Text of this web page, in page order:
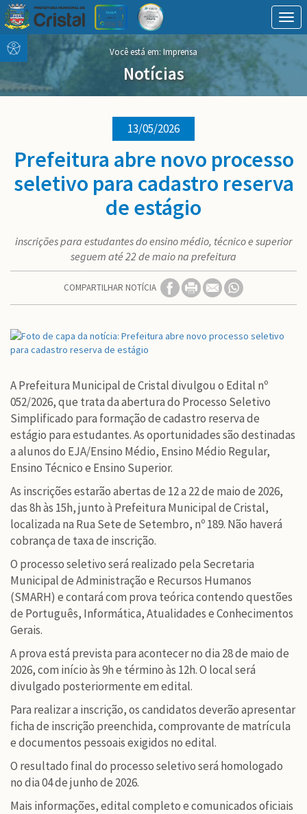
Conteúdo
Menu
conteúdo
do
menu
Você está em: Imprensa
Notícias
13/05/2026
Prefeitura abre novo processo
seletivo para cadastro reserva
de estágio
inscrições para estudantes do ensino médio, técnico e superior
seguem até 22 de maio na prefeitura
COMPARTILHAR NOTÍCIA
A Prefeitura Municipal de Cristal divulgou o Edital nº
052/2026, que trata da abertura do Processo Seletivo
Simplificado para formação de cadastro reserva de
estágio para estudantes. As oportunidades são destinadas
a alunos do EJA/Ensino Médio, Ensino Médio Regular,
Ensino Técnico e Ensino Superior.
As inscrições estarão abertas de 12 a 22 de maio de 2026,
das 8h às 15h, junto à Prefeitura Municipal de Cristal,
localizada na Rua Sete de Setembro, nº 189. Não haverá
cobrança de taxa de inscrição.
O processo seletivo será realizado pela Secretaria
Municipal de Administração e Recursos Humanos
(SMARH) e contará com prova teórica contendo questões
de Português, Informática, Atualidades e Conhecimentos
Gerais.
A prova está prevista para acontecer no dia 28 de maio de
2026, com início às 9h e término às 12h. O local será
divulgado posteriormente em edital.
Para realizar a inscrição, os candidatos deverão apresentar
ficha de inscrição preenchida, comprovante de matrícula
e documentos pessoais exigidos no edital.
O resultado final do processo seletivo será homologado
no dia 04 de junho de 2026.
Mais informações, edital completo e comunicados oficiais